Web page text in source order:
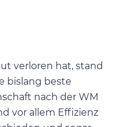
verloren hat, stand
bislang beste
nach der WM
vor allem Effizienz